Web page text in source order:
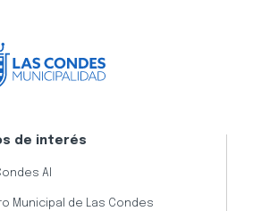
de interés
AI
Municipal de Las Condes